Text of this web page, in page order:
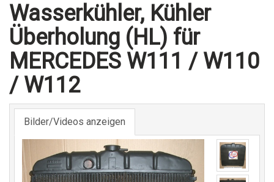
Wasserkühler, Kühler
Überholung (HL) für
MERCEDES W111 / W110
/ W112
Bilder/Videos anzeigen